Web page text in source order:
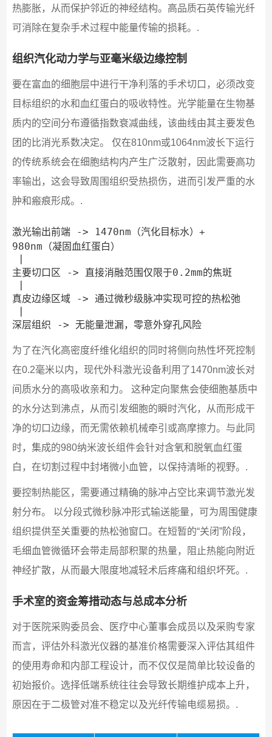
热膨胀，从而保护邻近的神经结构。高品质石英传输光纤
可消除在复杂手术过程中能量传输的损耗。.
组织汽化动力学与亚毫米级边缘控制
要在富血的细胞层中进行干净利落的手术切口，必须改变
目标组织的水和血红蛋白的吸收特性。光学能量在生物基
质内的空间分布遵循指数衰减曲线，该曲线由其主要发色
团的比消光系数决定。 仅在810nm或1064nm波长下运行
的传统系统会在细胞结构内产生广泛散射，因此需要高功
率输出，这会导致周围组织受热损伤，进而引发严重的水
肿和瘢痕形成。.
激光输出前端 -> 1470nm（汽化目标水）+
980nm（凝固血红蛋白）
主要切口区 -> 直接消融范围仅限于0.2mm的焦斑
真皮边缘区域 -> 通过微秒级脉冲实现可控的热松弛
深层组织 -> 无能量泄漏，零意外穿孔风险
为了在汽化高密度纤维化组织的同时将侧向热性坏死控制
在0.2毫米以内，现代外科激光设备利用了1470nm波长对
间质水分的高吸收亲和力。 这种定向聚焦会使细胞基质中
的水分达到沸点，从而引发细胞的瞬时汽化，从而形成干
净的切口边缘，而无需依赖机械牵引或高摩擦力。与此同
时，集成的980纳米波长组件会针对含氧和脱氧血红蛋
白，在切割过程中封堵微小血管，以保持清晰的视野。.
要控制热能区，需要通过精确的脉冲占空比来调节激光发
射分布。 以分段式微秒脉冲形式输送能量，可为周围健康
组织提供至关重要的热松弛窗口。在短暂的“关闭”阶段，
毛细血管微循环会带走局部积聚的热量，阻止热能向附近
神经扩散，从而最大限度地减轻术后疼痛和组织坏死。.
手术室的资金筹措动态与总成本分析
对于医院采购委员会、医疗中心董事会成员以及采购专家
而言，评估外科激光仪器的基准价格需要深入评估其组件
的使用寿命和内部工程设计，而不仅仅是简单比较设备的
初始报价。选择低端系统往往会导致长期维护成本上升，
原因在于二极管对准不稳定以及光纤传输电缆易损。.